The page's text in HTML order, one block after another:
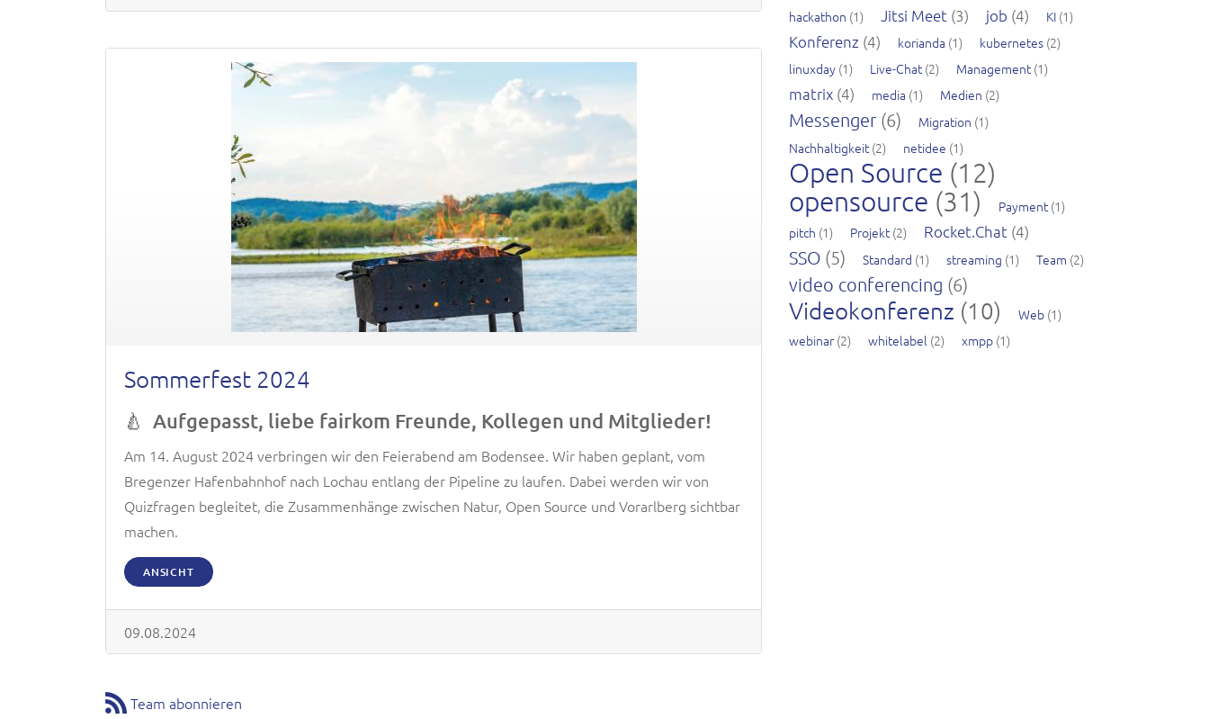
Sommerfest 2024
🍐 Aufgepasst, liebe fairkom Freunde, Kollegen und Mitglieder!
Am 14. August 2024 verbringen wir den Feierabend am Bodensee. Wir haben geplant, vom
Bregenzer Hafenbahnhof nach Lochau entlang der Pipeline zu laufen. Dabei werden wir von
Quizfragen begleitet, die Zusammenhänge zwischen Natur, Open Source und Vorarlberg sichtbar
machen.
ANSICHT
09.08.2024
Team abonnieren
hackathon (1) Jitsi Meet (3) job (4) KI (1)
Konferenz (4) korianda (1) kubernetes (2)
linuxday (1) Live-Chat(2) Management(1)
matrix (4) media (1) Medien (2)
Messenger (6) Migration (1)
Nachhaltigkeit(2) netidee (1)
Open Source (12)
opensource (31) Payment(1)
pitch (1) Projekt(2) Rocket.Chat (4)
SSO (5) Standard (1) streaming (1) Team (2)
video conferencing (6)
Videokonferenz (10) Web (1)
webinar (2) whitelabel (2) xmpp (1)